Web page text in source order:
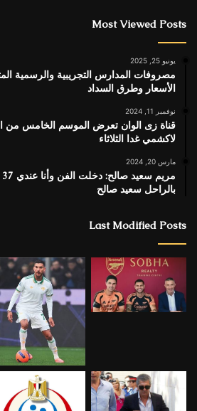
Most Viewed Posts
يونيو 25, 2025
الأسعار وطرق السداد
نوفمبر 11, 2024
قناة زى الوان تعرض الموسم الخامس من
لاكشمي غدا الثلاثاء
مارس 20, 2024
بالراحل سعيد صالح
Last Modified Posts